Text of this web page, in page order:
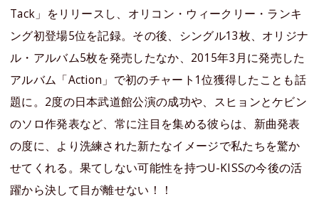
Tack」をリリースし、オリコン・ウィークリー・ランキ
ング初登場5位を記録。その後、シングル13枚、オリジナ
ル・アルバム5枚を発売したなか、2015年3月に発売した
アルバム「Action」で初のチャート1位獲得したことも話
題に。2度の日本武道館公演の成功や、スヒョンとケビン
のソロ作発表など、常に注目を集める彼らは、新曲発表
の度に、より洗練された新たなイメージで私たちを驚か
せてくれる。果てしない可能性を持つU-KISSの今後の活
躍から決して目が離せない！！